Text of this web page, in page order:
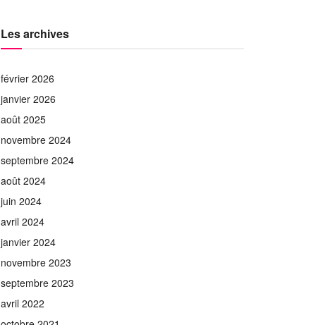
Les archives
février 2026
janvier 2026
août 2025
novembre 2024
septembre 2024
août 2024
juin 2024
avril 2024
janvier 2024
novembre 2023
septembre 2023
avril 2022